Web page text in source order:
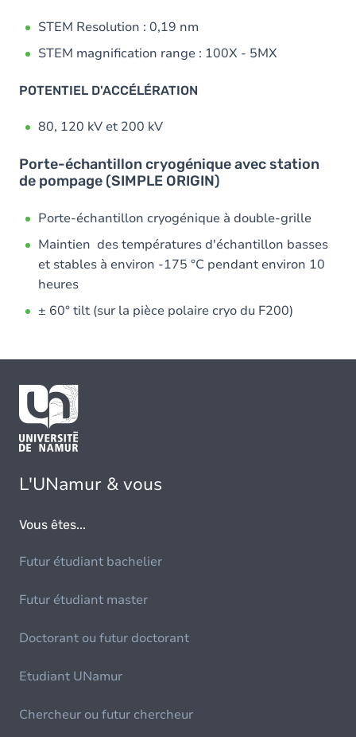
STEM Resolution : 0,19 nm
STEM magnification range : 100X - 5MX
POTENTIEL D'ACCÉLÉRATION
80, 120 kV et 200 kV
Porte-échantillon cryogénique avec station
de pompage (SIMPLE ORIGIN)
Porte-échantillon cryogénique à double-grille
Maintien des températures d'échantillon basses
et stables à environ -175 °C pendant environ 10
heures
± 60° tilt (sur la pièce polaire cryo du F200)
L'UNamur & vous
Vous êtes...
Futur étudiant bachelier
Futur étudiant master
Doctorant ou futur doctorant
Etudiant UNamur
Chercheur ou futur chercheur